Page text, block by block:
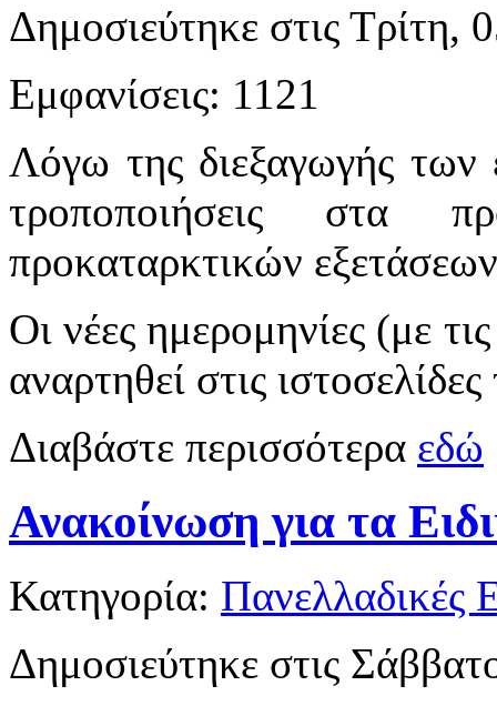
Δημοσιεύτηκε στις Τρίτη,
Εμφανίσεις: 1121
Λόγω της διεξαγωγής των
τροποποιήσεις στα
προκαταρκτικών
Οι νέες ημερομηνίες (με
αναρτηθεί στις
Διαβάστε περισσότερα εδώ
Ανακοίνωση για τα
Κατηγορία: Πανελλαδικές
Δημοσιεύτηκε στις